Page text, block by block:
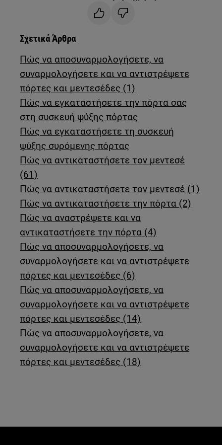
Σχετικά Άρθρα
Πώς να αποσυναρμολογήσετε, να
συναρμολογήσετε και να αντιστρέψετε
πόρτες και μεντεσέδες (1)
Πώς να εγκαταστήσετε την πόρτα σας
στη συσκευή ψύξης πόρτας
Πώς να εγκαταστήσετε τη συσκευή
ψύξης συρόμενης πόρτας
Πώς να αντικαταστήσετε τον μεντεσέ
(61)
Πώς να αντικαταστήσετε τον μεντεσέ (1)
Πώς να αντικαταστήσετε την πόρτα (2)
Πώς να αναστρέψετε και να
αντικαταστήσετε την πόρτα (4)
Πώς να αποσυναρμολογήσετε, να
συναρμολογήσετε και να αντιστρέψετε
πόρτες και μεντεσέδες (6)
Πώς να αποσυναρμολογήσετε, να
συναρμολογήσετε και να αντιστρέψετε
πόρτες και μεντεσέδες (14)
Πώς να αποσυναρμολογήσετε, να
συναρμολογήσετε και να αντιστρέψετε
πόρτες και μεντεσέδες (18)